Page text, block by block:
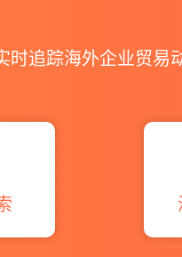
时追踪海外企业贸易